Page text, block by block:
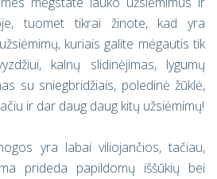
tuomet tikrai žinote, kad yra
kuriais galite mėgautis tik
kalnų slidinėjimas, lygumų
su sniegbridžiais, poledinė žūklė,
ir dar daug daug kitų užsiėmimų!
yra labai viliojančios, tačiau,
prideda papildomų iššūkių bei